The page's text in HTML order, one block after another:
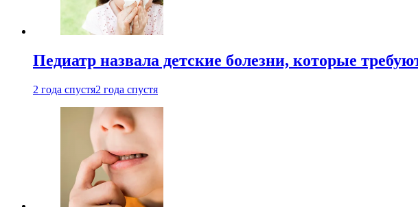
Педиатр назвала детские болезни, которые
2 года спустя2 года спустя